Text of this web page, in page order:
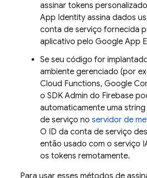
assinar tokens
App Identity assina dados
conta de serviço fornecida
aplicativo pelo Google App
Se seu código for
ambiente gerenciado (por
Cloud Functions, Google
o SDK Admin do Firebase
automaticamente uma
de serviço no servidor de
O ID da conta de serviço
então usado com o serviço
os tokens remotamente.
Para usar esses métodos de